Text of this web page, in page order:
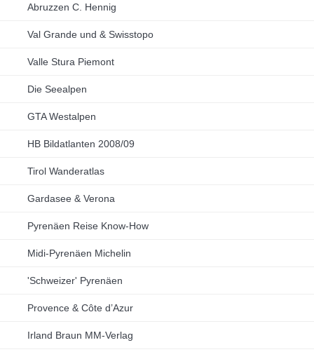
Abruzzen C. Hennig
Val Grande und & Swisstopo
Valle Stura Piemont
Die Seealpen
GTA Westalpen
HB Bildatlanten 2008/09
Tirol Wanderatlas
Gardasee & Verona
Pyrenäen Reise Know-How
Midi-Pyrenäen Michelin
'Schweizer' Pyrenäen
Provence & Côte d’Azur
Irland Braun MM-Verlag